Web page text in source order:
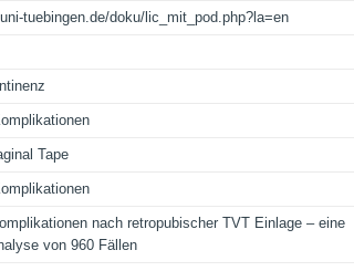
tuebingen.de/doku/lic_mit_pod.php?la=en
Tape
nach retropubischer TVT Einlage – eine
von 960 Fällen